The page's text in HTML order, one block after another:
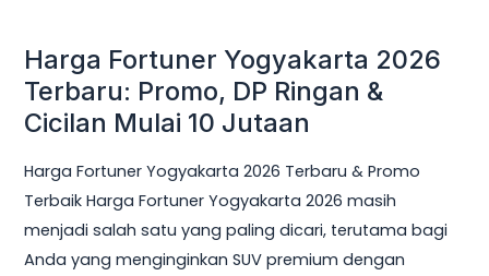
Harga Fortuner Yogyakarta 2026
Terbaru: Promo, DP Ringan &
Cicilan Mulai 10 Jutaan
Harga Fortuner Yogyakarta 2026 Terbaru & Promo
Terbaik Harga Fortuner Yogyakarta 2026 masih
menjadi salah satu yang paling dicari, terutama bagi
Anda yang menginginkan SUV premium dengan
Harga
Fortuner
Yogyakarta
Terbaru:
Promo,
DP
Ringan